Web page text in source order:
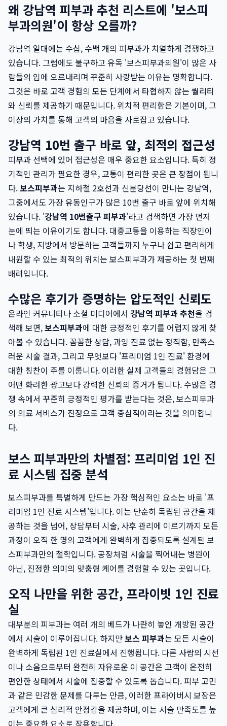
왜 강남역 피부과 추천 리스트에 '보스피
부과의원'이 항상 오를까?
강남역 일대에는 수십, 수백 개의 피부과가 치열하게 경쟁하고
있습니다. 그럼에도 불구하고 유독 '보스피부과의원'이 많은 사
람들의 입에 오르내리며 꾸준히 사랑받는 이유는 명확합니다.
그것은 바로 고객 경험의 모든 단계에서 타협하지 않는 퀄리티
와 신뢰를 제공하기 때문입니다. 위치적 편리함은 기본이며, 그
이상의 가치를 통해 고객의 마음을 사로잡고 있습니다.
강남역 10번 출구 바로 앞, 최적의 접근성
피부과 선택에 있어 접근성은 매우 중요한 요소입니다. 특히 정
기적인 관리가 필요한 경우, 교통이 편리한 곳은 큰 장점이 됩니
다.보스피부과는 지하철 2호선과 신분당선이 만나는 강남역,
그중에서도 가장 유동인구가 많은 10번 출구 바로 앞에 위치해
있습니다. '강남역 10번출구 피부과'라고 검색하면 가장 먼저
눈에 띄는 이유이기도 합니다. 대중교통을 이용하는 직장인이
나 학생, 지방에서 방문하는 고객들까지 누구나 쉽고 편리하게
내원할 수 있는 최적의 위치는 보스피부과가 제공하는 첫 번째
배려입니다.
수많은 후기가 증명하는 압도적인 신뢰도
온라인 커뮤니티나 소셜 미디어에서 강남역 피부과 추천을 검
색해 보면,보스피부과에 대한 긍정적인 후기를 어렵지 않게 찾
아볼 수 있습니다. 꼼꼼한 상담, 과잉 진료 없는 정직함, 만족스
러운 시술 결과, 그리고 무엇보다 '프리미엄 1인 진료' 환경에
대한 칭찬이 주를 이룹니다. 이러한 실제 고객들의 경험담은 그
어떤 화려한 광고보다 강력한 신뢰의 증거가 됩니다. 수많은 경
쟁 속에서 꾸준히 긍정적인 평가를 받는다는 것은, 보스피부과
의 의료 서비스가 진정으로 고객 중심적이라는 것을 의미합니
다.
보스 피부과만의 차별점: 프리미엄 1인 진
료 시스템 집중 분석
보스피부과를 특별하게 만드는 가장 핵심적인 요소는 바로 '프
리미엄 1인 진료 시스템'입니다. 이는 단순히 독립된 공간을 제
공하는 것을 넘어, 상담부터 시술, 사후 관리에 이르기까지 모든
과정이 오직 한 명의 고객에게 완벽하게 집중되도록 설계된 보
스피부과만의 철학입니다. 공장처럼 시술을 찍어내는 병원이
아닌, 진정한 의미의 맞춤형 케어를 경험할 수 있는 곳입니다.
오직 나만을 위한 공간, 프라이빗 1인 진료
실
대부분의 피부과는 여러 개의 베드가 나란히 놓인 개방된 공간
에서 시술이 이루어집니다. 하지만보스 피부과는 모든 시술이
완벽하게 독립된 1인 진료실에서 진행됩니다. 다른 사람의 시선
이나 소음으로부터 완전히 자유로운 이 공간은 고객이 온전히
편안한 상태에서 시술에 집중할 수 있도록 돕습니다. 피부 고민
과 같은 민감한 문제를 다루는 만큼, 이러한 프라이버시 보장은
고객에게 큰 심리적 안정감을 제공하며, 이는 시술 만족도를 높
이는 중요한 요소로 작용합니다.